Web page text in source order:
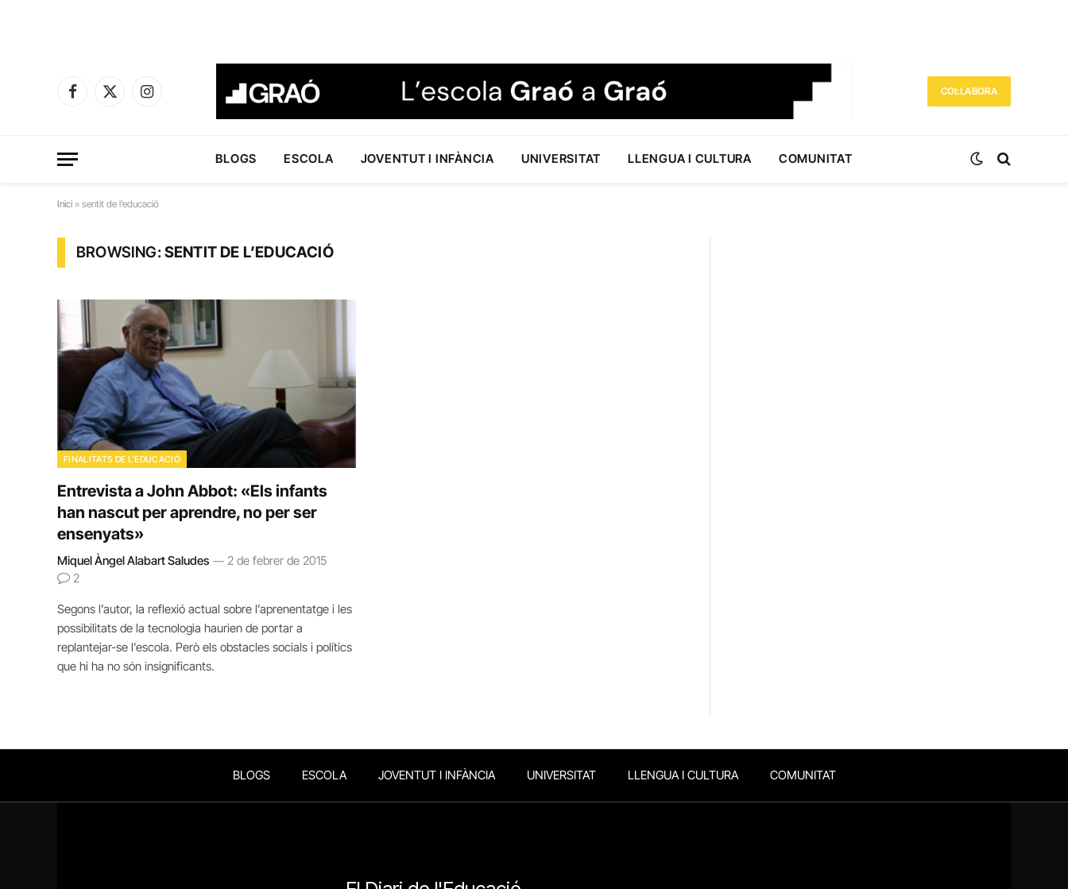
Facebook
X
Instagram
COL·LABORA
BLOGS ESCOLA JOVENTUT I INFÀNCIA UNIVERSITAT LLENGUA I CULTURA COMUNITAT
Inici » sentit de l’educació
BROWSING:SENTIT DE L’EDUCACIÓ
FINALITATS DE L'EDUCACIÓ
Entrevista a John Abbot: «Els infants
han nascut per aprendre, no per ser
ensenyats»
Miquel Àngel Alabart Saludes
2 de febrer de 2015
2
Segons l’autor, la reflexió actual sobre l’aprenentatge i les
possibilitats de la tecnologia haurien de portar a
replantejar-se l’escola. Però els obstacles socials i polítics
que hi ha no són insignificants.
BLOGS ESCOLA JOVENTUT I INFÀNCIA UNIVERSITAT LLENGUA I CULTURA COMUNITAT